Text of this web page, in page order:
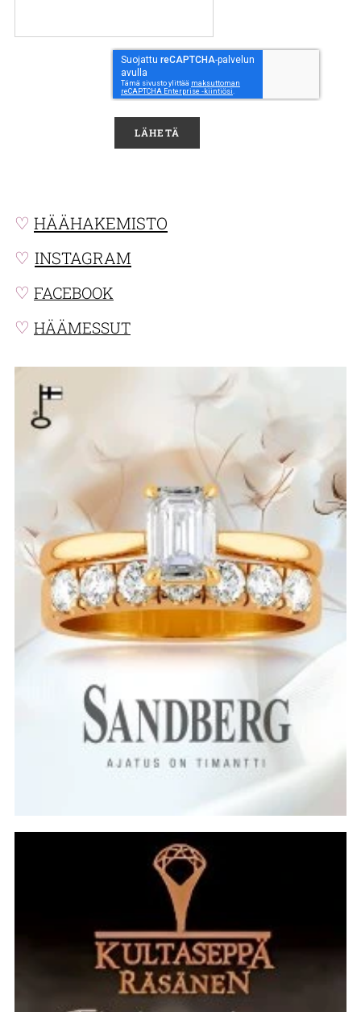
LÄHETÄ
♡ HÄÄHAKEMISTO
♡ INSTAGRAM
♡ FACEBOOK
♡ HÄÄMESSUT